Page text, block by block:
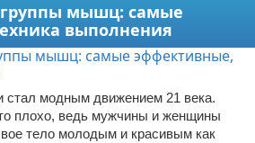
мышц: самые
выполнения
стал модным движением 21 века.
плохо, ведь мужчины и женщины
тело молодым и красивым как